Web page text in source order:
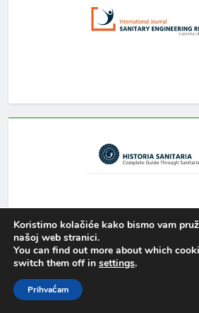
Newsmatic - News WordPress
Koristimo kolačiće kako bismo vam
našoj web stranici.
You can find out more about which
switch them off in settings.
Prihvaćam